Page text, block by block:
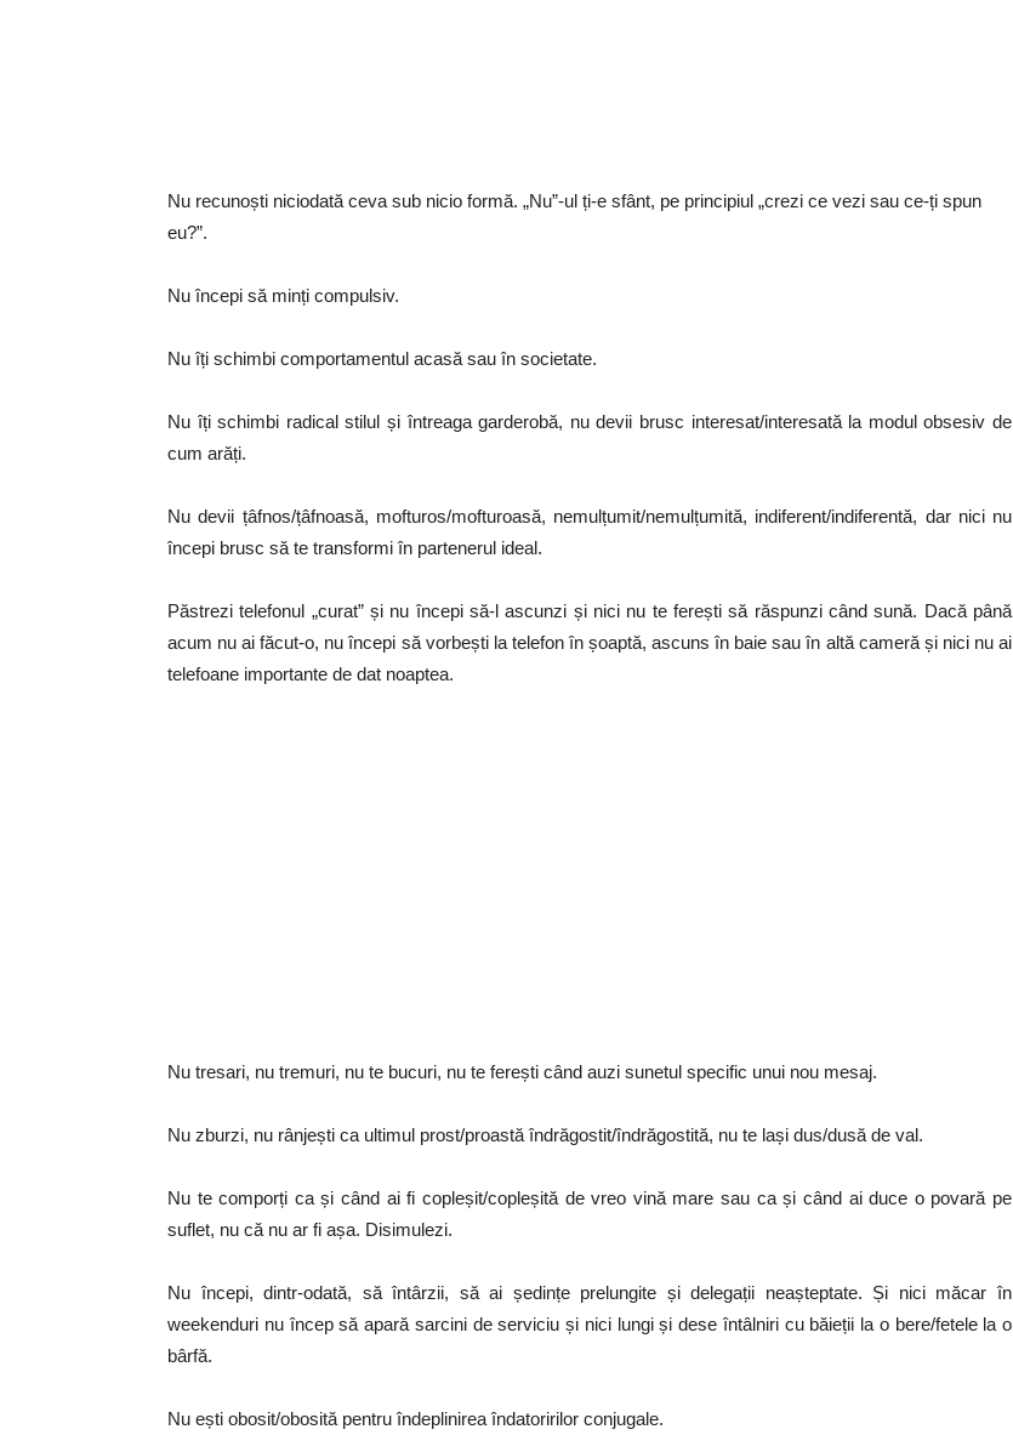
Nu recunoști niciodată ceva sub nicio formă. „Nu”-ul ți-e sfânt, pe principiul „crezi ce vezi sau ce-ți spun
eu?”.
Nu începi să minți compulsiv.
Nu îți schimbi comportamentul acasă sau în societate.
Nu îți schimbi radical stilul și întreaga garderobă, nu devii brusc interesat/interesată la modul obsesiv de
cum arăți.
Nu devii țâfnos/țâfnoasă, mofturos/mofturoasă, nemulțumit/nemulțumită, indiferent/indiferentă, dar nici nu
începi brusc să te transformi în partenerul ideal.
Păstrezi telefonul „curat” și nu începi să-l ascunzi și nici nu te ferești să răspunzi când sună. Dacă până
acum nu ai făcut-o, nu începi să vorbești la telefon în șoaptă, ascuns în baie sau în altă cameră și nici nu ai
telefoane importante de dat noaptea.
Nu tresari, nu tremuri, nu te bucuri, nu te ferești când auzi sunetul specific unui nou mesaj.
Nu zburzi, nu rânjești ca ultimul prost/proastă îndrăgostit/îndrăgostită, nu te lași dus/dusă de val.
Nu te comporți ca și când ai fi copleșit/copleșită de vreo vină mare sau ca și când ai duce o povară pe
suflet, nu că nu ar fi așa. Disimulezi.
Nu începi, dintr-odată, să întârzii, să ai ședințe prelungite și delegații neașteptate. Și nici măcar în
weekenduri nu încep să apară sarcini de serviciu și nici lungi și dese întâlniri cu băieții la o bere/fetele la o
bârfă.
Nu ești obosit/obosită pentru îndeplinirea îndatoririlor conjugale.